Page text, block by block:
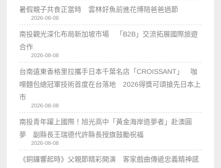
暑假親子共食正當時 雲林好魚前進花博陪爸爸過節
2026-08-08
南投觀光深化布局新加坡市場 「B2B」交流拓展國際旅遊
合作
2026-08-08
台南遠東香格里拉攜手日本千葉名店「CROISSANT」 咖
哩麵包總冠軍技術首度在台落地 2026得獎可頌搶先日本上
市
2026-08-08
南投青年躍上國際！旭光高中「黃金海岸造夢者」赴澳圓
夢 副縣長王瑞德代許縣長授旗鼓勵祝福
2026-08-08
《銅鑼響起時》父親節精彩開演 客家戲曲傳遞忠義精神感